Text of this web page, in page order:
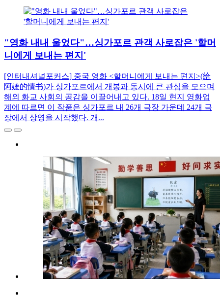
"영화 내내 울었다"…싱가포르 관객 사로잡은 '할머
니에게 보내는 편지'
[인터내셔널포커스] 중국 영화 <할머니에게 보내는 편지>(给
阿嬷的情书)가 싱가포르에서 개봉과 동시에 큰 관심을 모으며
해외 화교 사회의 공감을 이끌어내고 있다. 18일 현지 영화업
계에 따르면 이 작품은 싱가포르 내 26개 극장 가운데 24개 극
장에서 상영을 시작했다. 개...